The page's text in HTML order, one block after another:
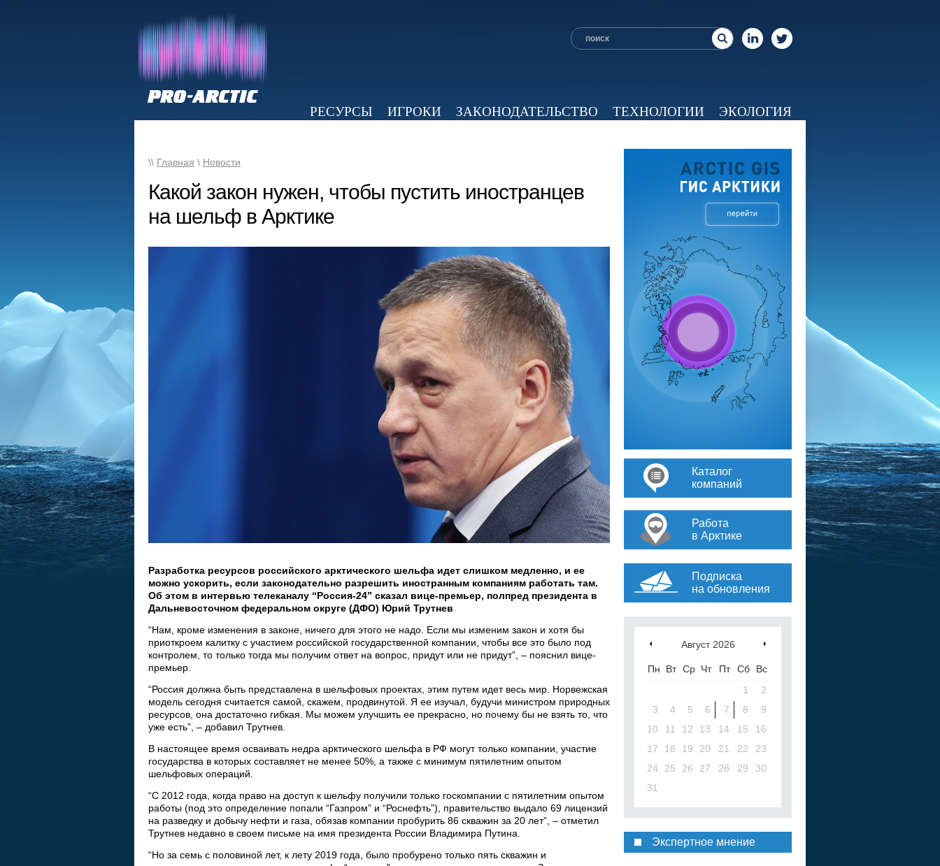
РЕСУРСЫ ИГРОКИ ЗАКОНОДАТЕЛЬСТВО ТЕХНОЛОГИИ
ЭКОЛОГИЯ
\\ Главная \ Новости
Какой закон нужен, чтобы пустить иностранцев
на шельф в Арктике
Разработка ресурсов российского арктического шельфа идет слишком медленно, и ее
можно ускорить, если законодательно разрешить иностранным компаниям работать там.
Об этом в интервью телеканалу “Россия-24” сказал вице-премьер, полпред президента в
Дальневосточном федеральном округе (ДФО) Юрий Трутнев
“Нам, кроме изменения в законе, ничего для этого не надо. Если мы изменим закон и хотя бы
приоткроем калитку с участием российской государственной компании, чтобы все это было под
контролем, то только тогда мы получим ответ на вопрос, придут или не придут”, – пояснил вице-
премьер.
“Россия должна быть представлена в шельфовых проектах, этим путем идет весь мир. Норвежская
модель сегодня считается самой, скажем, продвинутой. Я ее изучал, будучи министром природных
ресурсов, она достаточно гибкая. Мы можем улучшить ее прекрасно, но почему бы не взять то, что
уже есть”, – добавил Трутнев.
В настоящее время осваивать недра арктического шельфа в РФ могут только компании, участие
государства в которых составляет не менее 50%, а также с минимум пятилетним опытом
шельфовых операций.
“С 2012 года, когда право на доступ к шельфу получили только госкомпании с пятилетним опытом
работы (под это определение попали “Газпром” и “Роснефть”), правительство выдало 69 лицензий
на разведку и добычу нефти и газа, обязав компании пробурить 86 скважин за 20 лет”, – отметил
Трутнев недавно в своем письме на имя президента России Владимира Путина.
“Но за семь с половиной лет, к лету 2019 года, было пробурено только пять скважин и
Каталог
компаний
Работа
в Арктике
Подписка
на обновления
Август 2026
Пн Вт Ср Чт Пт Сб
Вс
1
2
3
4 5 6 7 8
9
10
11 12 13 14 15
16
17
18 19 20 21 22
23
24
25 26 27 28 29
30
31
Экспертное мнение